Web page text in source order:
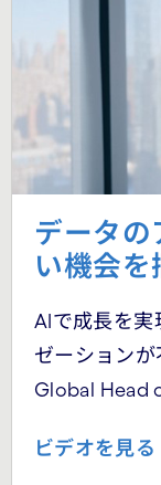
データの
い機会を
AIで成長を実
ゼーション
Global Head
ビデオを見る